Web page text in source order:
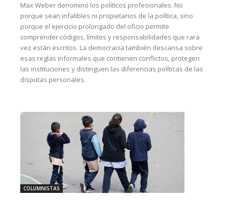
Max Weber denominó los políticos profesionales. No
porque sean infalibles ni propietarios de la política, sino
porque el ejercicio prolongado del oficio permite
comprender códigos, límites y responsabilidades que rara
vez están escritos. La democracia también descansa sobre
esas reglas informales que contienen conflictos, protegen
las instituciones y distinguen las diferencias políticas de las
disputas personales.
COLUMNISTAS